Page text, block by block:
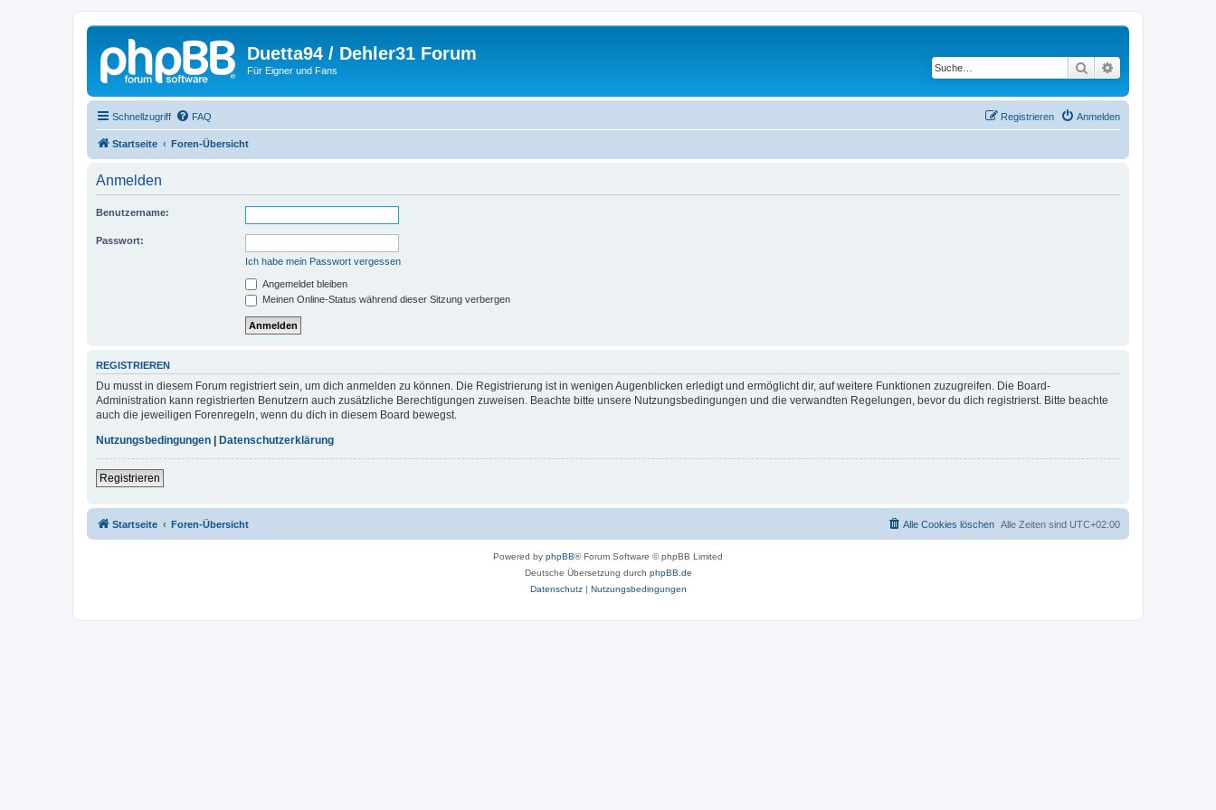
Duetta94 / Dehler31 Forum
Für Eigner und Fans Suche
Schnellzugriff FAQ Anmelden
Registrieren
Startseite Foren-Übersicht
Anmelden
Benutzername:
Passwort:
Ich habe mein Passwort vergessen
Angemeldet bleiben
Meinen Online-Status während dieser Sitzung verbergen
REGISTRIEREN
Du musst in diesem Forum registriert sein, um dich anmelden zu können. Die Registrierung ist in wenigen Augenblicken erledigt und ermöglicht dir, auf weitere Funktionen zuzugreifen. Die Board-
Administration kann registrierten Benutzern auch zusätzliche Berechtigungen zuweisen. Beachte bitte unsere Nutzungsbedingungen und die verwandten Regelungen, bevor du dich registrierst. Bitte beachte
auch die jeweiligen Forenregeln, wenn du dich in diesem Board bewegst.
Nutzungsbedingungen
Datenschutzerklärung
Registrieren
Startseite Foren-Übersicht Alle Zeiten sind UTC+02:00
Alle Cookies löschen
Powered by phpBB® Forum Software © phpBB Limited
Deutsche Übersetzung durch phpBB.de
Datenschutz| Nutzungsbedingungen